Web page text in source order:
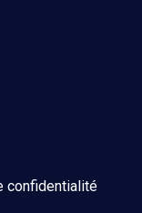
confidentialité